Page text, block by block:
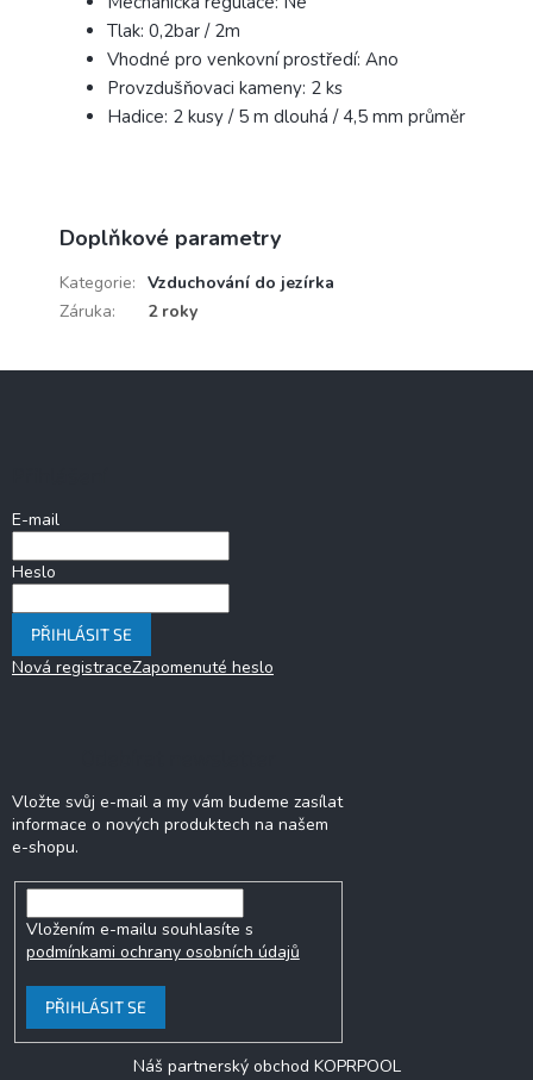
Tlak: 0,2bar / 2m
Vhodné pro venkovní prostředí: Ano
Provzdušňovaci kameny: 2 ks
Hadice: 2 kusy / 5 m dlouhá / 4,5 mm průměr
Doplňkové parametry
Kategorie: Vzduchování do jezírka
Záruka: 2 roky
E-mail
Heslo
PŘIHLÁSIT SE
Nová registraceZapomenuté heslo
Vložte svůj e-mail a my vám budeme zasílat
informace o nových produktech na našem
e-shopu.
Vložením e-mailu souhlasíte s
podmínkami ochrany osobních údajů
PŘIHLÁSIT SE
Náš partnerský obchod KOPRPOOL